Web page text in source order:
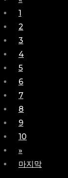
1
2
3
4
5
6
7
8
9
10
»
마지막